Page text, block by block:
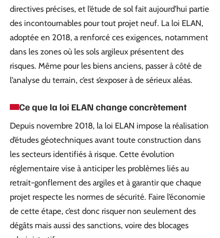
directives précises, et l’étude de sol fait aujourd’hui partie
des incontournables pour tout projet neuf. La loi ELAN,
adoptée en 2018, a renforcé ces exigences, notamment
dans les zones où les sols argileux présentent des
risques. Même pour les biens anciens, passer à côté de
l’analyse du terrain, c’est s’exposer à de sérieux aléas.
Ce que la loi ELAN change concrètement
Depuis novembre 2018, la loi ELAN impose la réalisation
d’études géotechniques avant toute construction dans
les secteurs identifiés à risque. Cette évolution
réglementaire vise à anticiper les problèmes liés au
retrait-gonflement des argiles et à garantir que chaque
projet respecte les normes de sécurité. Faire l’économie
de cette étape, c’est donc risquer non seulement des
dégâts mais aussi des sanctions, voire des blocages